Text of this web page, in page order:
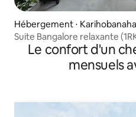
Hébergement ⋅
Suite Bangalore relaxante
Le confort d'un
mensuels